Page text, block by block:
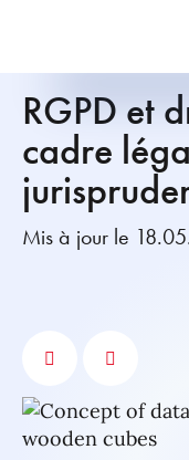
RGPD et
cadre
Mis à jour le